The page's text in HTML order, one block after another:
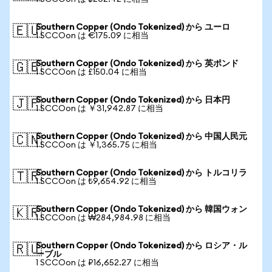
🇪🇺Southern Copper (Ondo Tokenized) から ユーロ
1 SCCOon は €175.09 に相当
🇬🇧Southern Copper (Ondo Tokenized) から 英ポンド
1 SCCOon は £150.04 に相当
🇯🇵Southern Copper (Ondo Tokenized) から 日本円
1 SCCOon は ￥31,942.87 に相当
🇨🇳Southern Copper (Ondo Tokenized) から 中国人民元
1 SCCOon は ￥1,365.75 に相当
🇹🇷Southern Copper (Ondo Tokenized) から トルコリラ
1 SCCOon は ₺9,654.92 に相当
🇰🇷Southern Copper (Ondo Tokenized) から 韓国ウォン
1 SCCOon は ₩284,984.98 に相当
🇷🇺Southern Copper (Ondo Tokenized) から ロシア・ル
ーブル
1 SCCOon は ₽16,652.27 に相当